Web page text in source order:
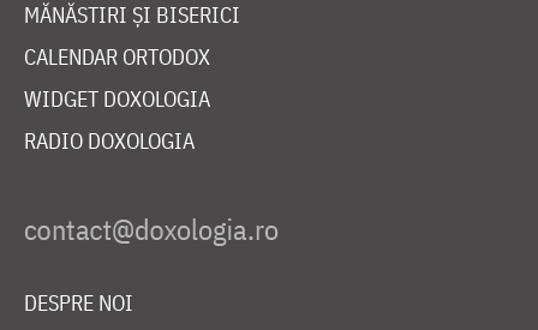
MĂNĂSTIRI ȘI BISERICI
CALENDAR ORTODOX
WIDGET DOXOLOGIA
RADIO DOXOLOGIA
DESPRE NOI